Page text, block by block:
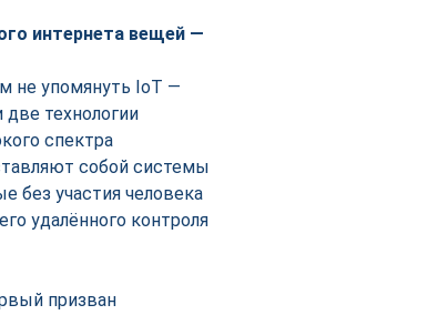
интернета вещей —
не упомянуть IoT —
технологии
спектра
собой системы
без участия человека
удалённого контроля
призван